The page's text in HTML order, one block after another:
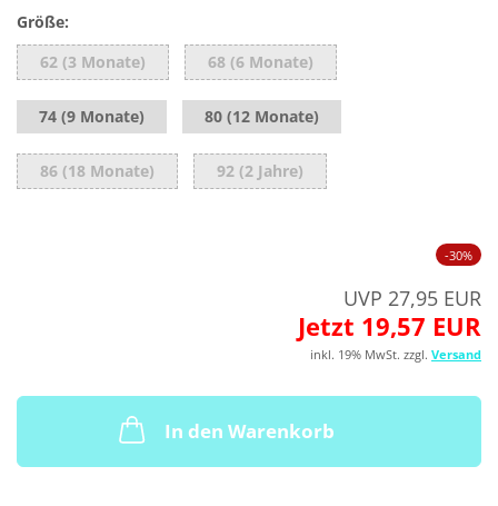
Größe:
62 (3 Monate)
68 (6 Monate)
74 (9 Monate) 80 (12 Monate)
86 (18 Monate) 92 (2 Jahre)
-30%
UVP 27,95 EUR
Jetzt 19,57 EUR
inkl. 19% MwSt. zzgl. Versand
In den Warenkorb